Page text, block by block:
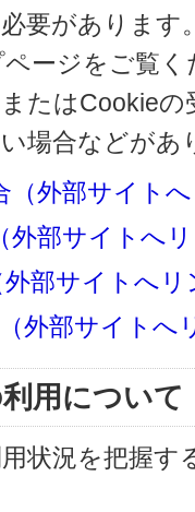
要があります
ージをご覧く
たはCookie
場合などが
（外部サイト
外部サイトへ
外部サイトへリ
外部サイトへ
用について
状況を把握す